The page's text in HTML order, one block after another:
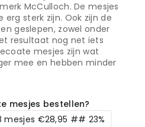
McCulloch. De mesjes
erg sterk zijn. Ook zijn de
geslepen, zowel onder
resultaat nog net iets
mesjes zijn wat
mee en hebben minder
mesjes bestellen?
mesjes €28,95 ## 23%